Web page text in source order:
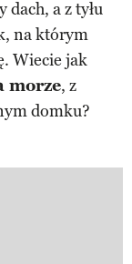
dach, a z tyłu
na którym
Wiecie jak
morze, z
domku?